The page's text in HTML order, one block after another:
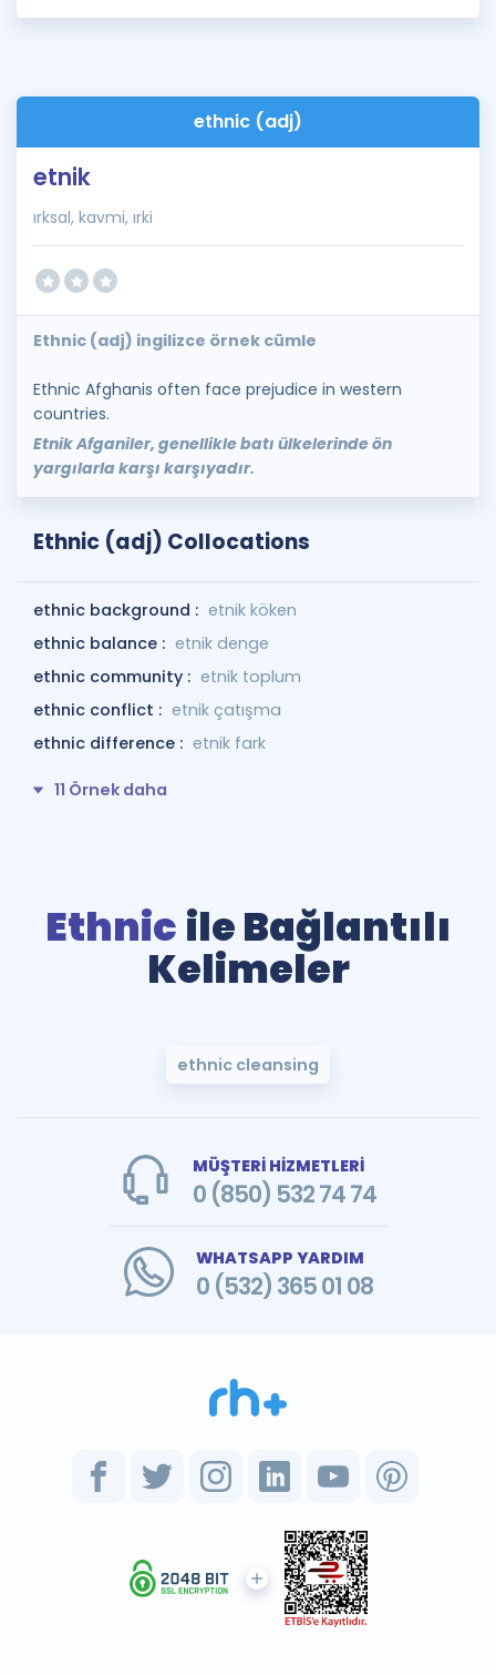
ethnic (adj)
etnik
ırksal, kavmi, ırki
Ethnic (adj) ingilizce örnek cümle
Ethnic Afghanis often face prejudice in western
countries.
Etnik Afganiler, genellikle batı ülkelerinde ön
yargılarla karşı karşıyadır.
Ethnic (adj) Collocations
ethnic background : etnik köken
ethnic balance : etnik denge
ethnic community : etnik toplum
ethnic conflict : etnik çatışma
ethnic difference : etnik fark
11 Örnek daha
Ethnic ile Bağlantılı
Kelimeler
ethnic cleansing
MÜŞTERİ HİZMETLERİ
0 (850) 532 74 74
WHATSAPP YARDIM
0 (532) 365 01 08